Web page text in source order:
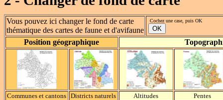
Vous pouvez ici changer le fond de carte
thématique des cartes de faune et d'avifaune
Cochez une case, puis OK
Position géographique
Communes et cantons Districts naturels Altitudes Pentes